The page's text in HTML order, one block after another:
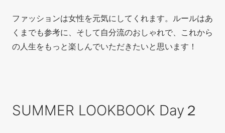
ファッションは女性を元気にしてくれます。ルールはあ
くまでも参考に、そして自分流のおしゃれで、これから
の人生をもっと楽しんでいただきたいと思います！
SUMMER LOOKBOOK Day２